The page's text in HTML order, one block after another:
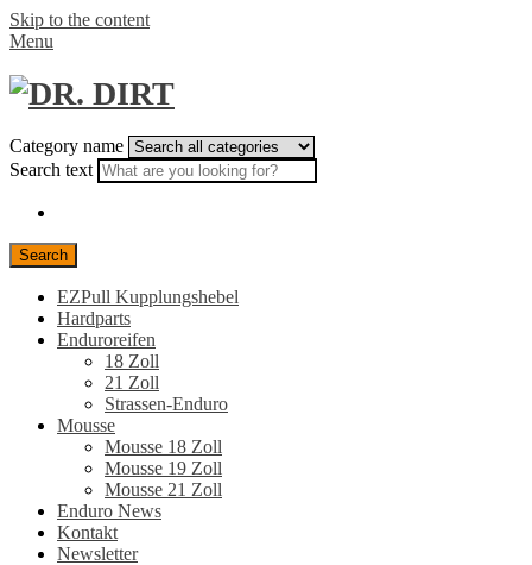
Skip to the content
Menu
Category name
Search text
Search
EZPull Kupplungshebel
Hardparts
Enduroreifen
18 Zoll
21 Zoll
Strassen-Enduro
Mousse
Mousse 18 Zoll
Mousse 19 Zoll
Mousse 21 Zoll
Enduro News
Kontakt
Newsletter